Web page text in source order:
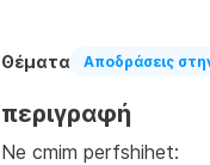
Θέματα Αποδράσεις
περιγραφή
Ne cmim perfshihet: